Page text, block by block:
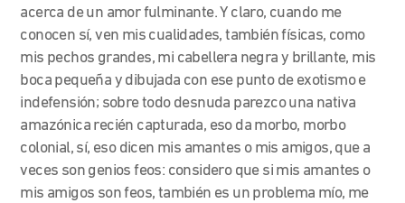
acerca de un amor fulminante. Y claro, cuando me
conocen sí, ven mis cualidades, también físicas, como
mis pechos grandes, mi cabellera negra y brillante, mis
boca pequeña y dibujada con ese punto de exotismo e
indefensión; sobre todo desnuda parezco una nativa
amazónica recién capturada, eso da morbo, morbo
colonial, sí, eso dicen mis amantes o mis amigos, que a
veces son genios feos: considero que si mis amantes o
mis amigos son feos, también es un problema mío, me